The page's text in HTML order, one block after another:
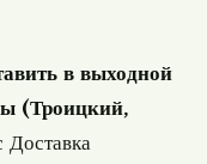
в выходной
(Троицкий,
Доставка